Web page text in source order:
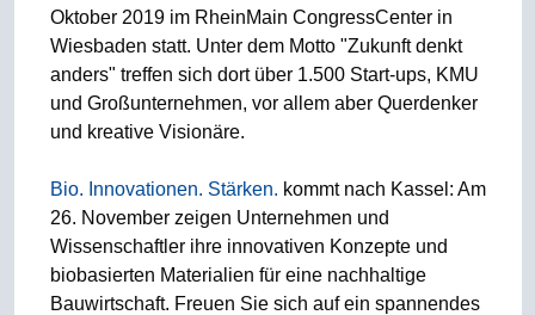
Oktober 2019 im RheinMain CongressCenter in
Wiesbaden statt. Unter dem Motto "Zukunft denkt
anders" treffen sich dort über 1.500 Start-ups, KMU
und Großunternehmen, vor allem aber Querdenker
und kreative Visionäre.
Bio. Innovationen. Stärken. kommt nach Kassel: Am
26. November zeigen Unternehmen und
Wissenschaftler ihre innovativen Konzepte und
biobasierten Materialien für eine nachhaltige
Bauwirtschaft. Freuen Sie sich auf ein spannendes